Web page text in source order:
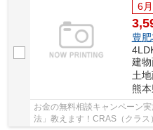
6
豊
建
土
熊
お金の無料相談キャンペーン
法」教えます！CRAS（クラス